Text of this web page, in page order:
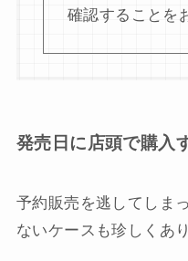
確認することを
発売日に店頭で購入
予約販売を逃してしま
ないケースも珍しくあ